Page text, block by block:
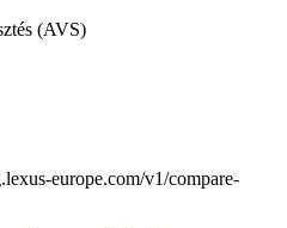
(AVS)
europe.com/v1/compare-